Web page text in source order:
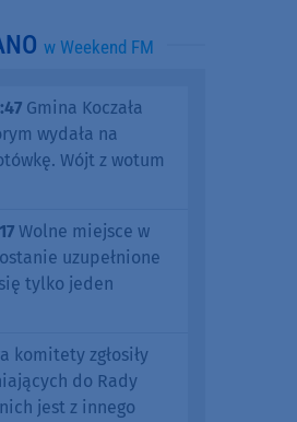
w Weekend FM
Gmina Koczała
wydała na
Wójt z wotum
Wolne miejsce w
uzupełnione
się tylko jeden
komitety zgłosiły
do Rady
jest z innego